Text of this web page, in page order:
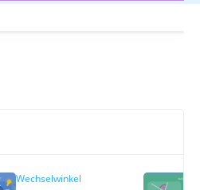
Wechselwinkel